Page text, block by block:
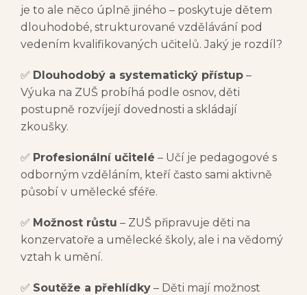
je to ale něco úplně jiného – poskytuje dětem
dlouhodobé, strukturované vzdělávání pod
vedením kvalifikovaných učitelů. Jaký je rozdíl?
✅ Dlouhodobý a systematický přístup –
Výuka na ZUŠ probíhá podle osnov, děti
postupně rozvíjejí dovednosti a skládají
zkoušky.
✅ Profesionální učitelé – Učí je pedagogové s
odborným vzděláním, kteří často sami aktivně
působí v umělecké sféře.
✅ Možnost růstu – ZUŠ připravuje děti na
konzervatoře a umělecké školy, ale i na vědomý
vztah k umění.
✅ Soutěže a přehlídky – Děti mají možnost